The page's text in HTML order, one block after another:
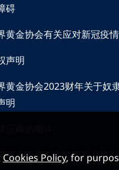
碍
黄金协会有关应对新冠疫
声明
黄金协会2023财年关于奴
明
黄金协会与女性赋权及性
Cookies Policy, for